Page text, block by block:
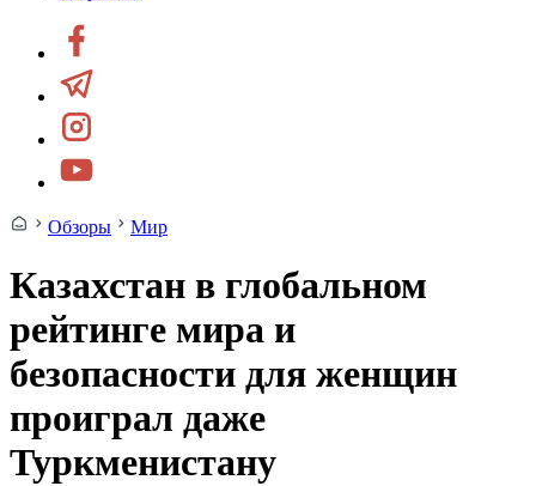
Обзоры Мир
Казахстан в глобальном
рейтинге мира и
безопасности для женщин
проиграл даже
Туркменистану